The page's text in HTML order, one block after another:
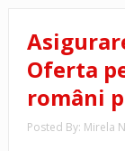
Oferta
români
Posted By: Mirela